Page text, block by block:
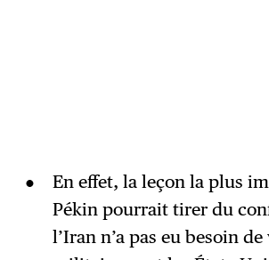
En effet, la leçon la plus
Pékin pourrait tirer du
l’Iran n’a pas eu besoin